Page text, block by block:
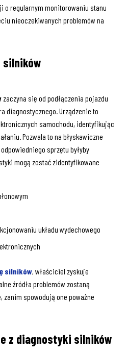
o regularnym monitorowaniu stanu
nieoczekiwanych problemów na
silników
zaczyna się od podłączenia pojazdu
diagnostycznego. Urządzenie to
samochodu, identyfikując
Pozwala to na błyskawiczne
sprzętu byłyby
mogą zostać zidentyfikowane
układu wydechowego
silników, właściciel zyskuje
źródła problemów zostaną
zanim spowodują one poważne
z diagnostyki silników